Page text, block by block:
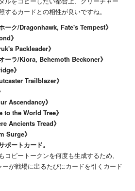
るカードとの相性が良いですね。
ーク/Dragonhawk, Fate's Tempest》
》
Packleader》
ーラ/Kiora, Behemoth Beckoner》
》
Trailblazer》
Ascendancy》
to the World Tree》
Ancients Tread》
Surge》
ポートカード。
コピートークンを何度も生成するため、
が戦場に出るたびにカードを引くカード